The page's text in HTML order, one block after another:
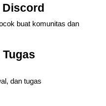
Discord
buat komunitas dan
dan tugas